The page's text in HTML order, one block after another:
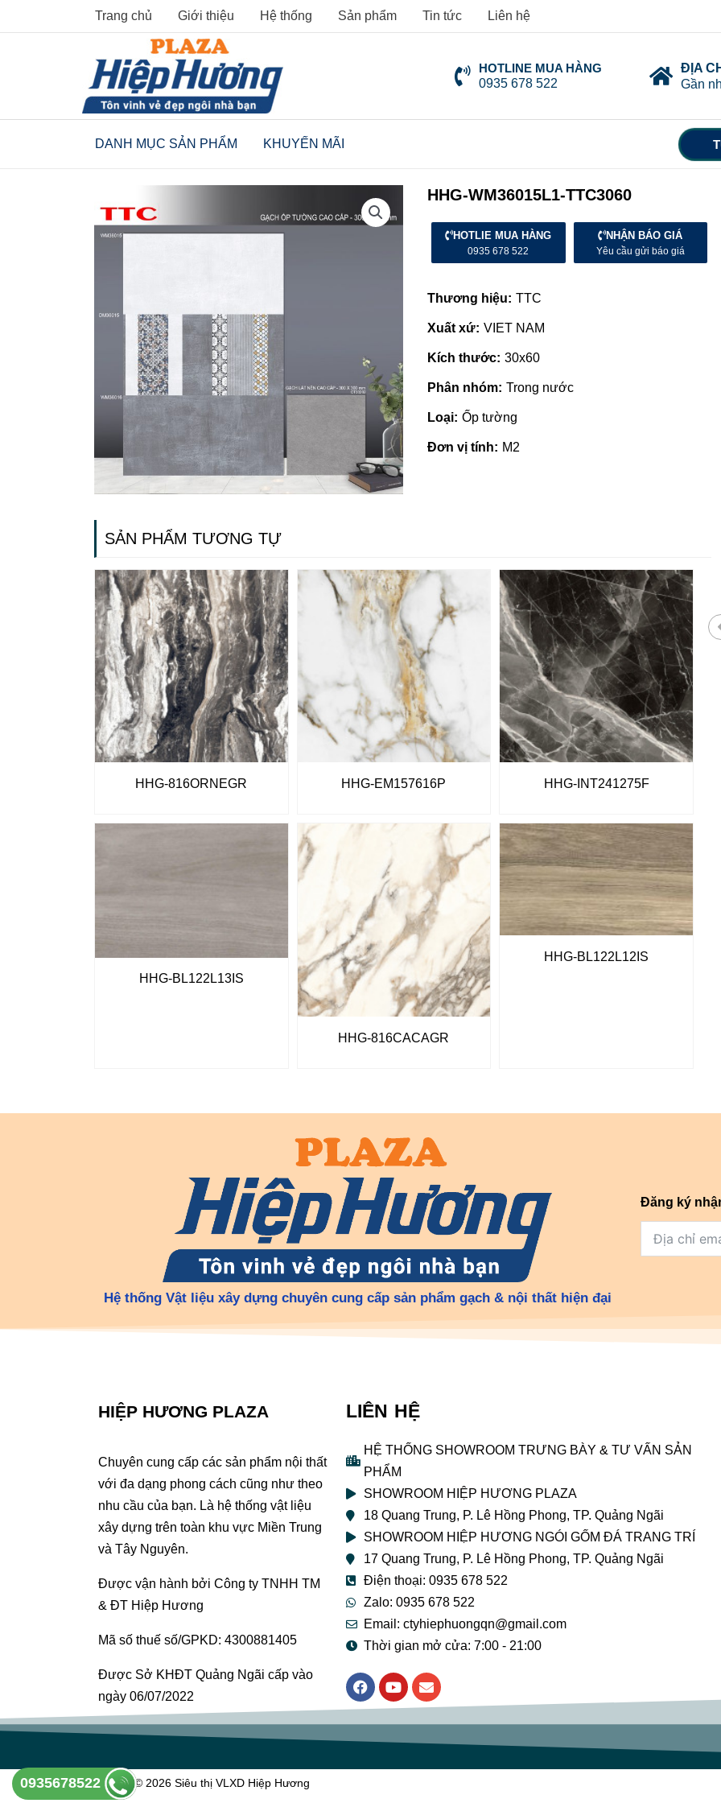
to
Trang chủ Giới thiệu Hệ thống Sản phẩm Tin tức Liên hệ
HOTLINE MUA HÀNG
0935 678 522
ĐỊA
Gần
DANH MỤC SẢN PHẨM KHUYẾN MÃI
HHG-WM36015L1-TTC3060
HOTLIE MUA HÀNG
0935 678 522
NHẬN BÁO GIÁ
Yêu cầu gửi báo giá
Thương hiệu: TTC
Xuất xứ: VIET NAM
Kích thước: 30x60
Phân nhóm: Trong nước
Loại: Ốp tường
Đơn vị tính: M2
SẢN PHẨM TƯƠNG TỰ
HHG-816ORNEGR HHG-EM157616P HHG-INT241275F
HHG-BL122L13IS
HHG-816CACAGR
HHG-BL122L12IS
Gạch ốp lát giá rẻ tại Quảng
Ngãi
Nhà phân phối gạch ngói, sơn
tại Quảng Ngãi
Hệ thống Vật liệu xây dựng chuyên cung cấp sản phẩm gạch & nội thất hiện đại
Đăng ký
HIỆP HƯƠNG PLAZA
Chuyên cung cấp các sản phẩm nội thất
với đa dạng phong cách cũng như theo
nhu cầu của bạn. Là hệ thống vật liệu
xây dựng trên toàn khu vực Miền Trung
và Tây Nguyên.
Được vận hành bởi Công ty TNHH TM
& ĐT Hiệp Hương
Mã số thuế số/GPKD: 4300881405
Được Sở KHĐT Quảng Ngãi cấp vào
ngày 06/07/2022
LIÊN HỆ
HỆ THỐNG SHOWROOM TRƯNG BÀY & TƯ VẤN SẢN
PHẨM
SHOWROOM HIỆP HƯƠNG PLAZA
18 Quang Trung, P. Lê Hồng Phong, TP. Quảng Ngãi
SHOWROOM HIỆP HƯƠNG NGÓI GỐM ĐÁ TRANG TRÍ
17 Quang Trung, P. Lê Hồng Phong, TP. Quảng Ngãi
Điện thoại: 0935 678 522
Zalo: 0935 678 522
Email: ctyhiephuongqn@gmail.com
Thời gian mở cửa: 7:00 - 21:00
F
a
c
e
b
o
Y
o
u
t
e
E
n
v
e
p
Copyright © 2026 Siêu thị VLXD Hiệp Hương
0935678522